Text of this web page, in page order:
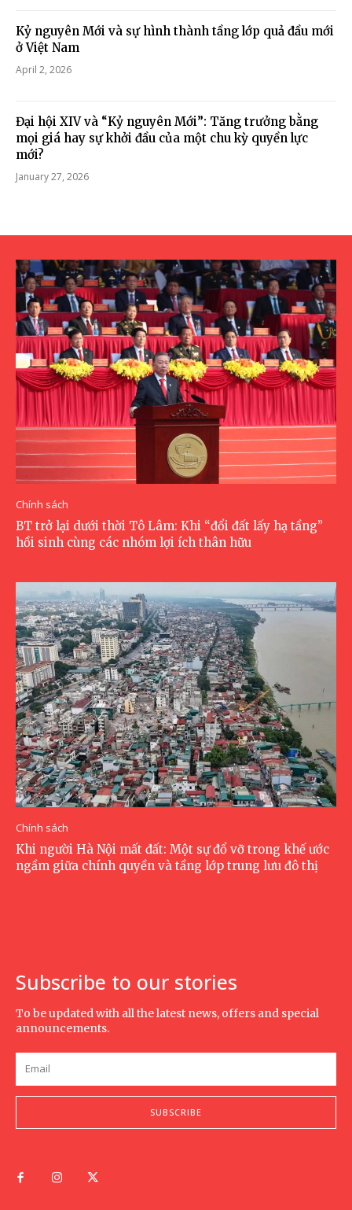
Kỷ nguyên Mới và sự hình thành tầng lớp quả đầu mới
ở Việt Nam
April 2, 2026
Đại hội XIV và “Kỷ nguyên Mới”: Tăng trưởng bằng
mọi giá hay sự khởi đầu của một chu kỳ quyền lực
mới?
January 27, 2026
Chính sách
BT trở lại dưới thời Tô Lâm: Khi “đổi đất lấy hạ tầng”
hồi sinh cùng các nhóm lợi ích thân hữu
Chính sách
Khi người Hà Nội mất đất: Một sự đổ vỡ trong khế ước
ngầm giữa chính quyền và tầng lớp trung lưu đô thị
Subscribe to our stories
To be updated with all the latest news, offers and special
announcements.
SUBSCRIBE